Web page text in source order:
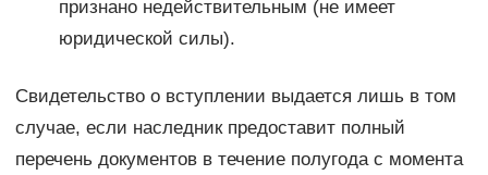
признано недействительным (не имеет
юридической силы).
Свидетельство о вступлении выдается лишь в том
случае, если наследник предоставит полный
перечень документов в течение полугода с момента